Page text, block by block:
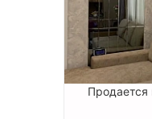
Продается